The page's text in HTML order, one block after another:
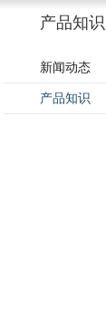
产品知识
新闻动态
产品知识